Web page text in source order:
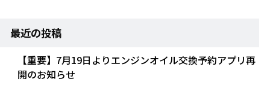
最近の投稿
【重要】7月19日よりエンジンオイル交換予約アプリ再
開のお知らせ